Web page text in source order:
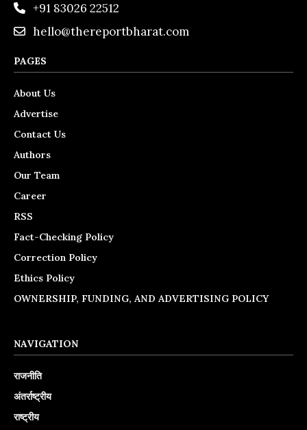
+91 83026 22512
hello@thereportbharat.com
PAGES
About Us
Advertise
Contact Us
Authors
Our Team
Career
RSS
Fact-Checking Policy
Correction Policy
Ethics Policy
OWNERSHIP, FUNDING, AND ADVERTISING POLICY
NAVIGATION
राजनीति
अंतर्राष्ट्रीय
राष्ट्रीय